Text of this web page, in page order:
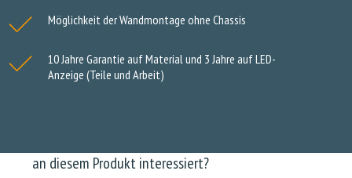
Möglichkeit der Wandmontage ohne Chassis
10 Jahre Garantie auf Material und 3 Jahre auf LED-
Anzeige (Teile und Arbeit)
an diesem Produkt interessiert?